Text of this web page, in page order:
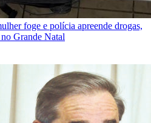
foge e polícia apreende drogas,
Grande Natal